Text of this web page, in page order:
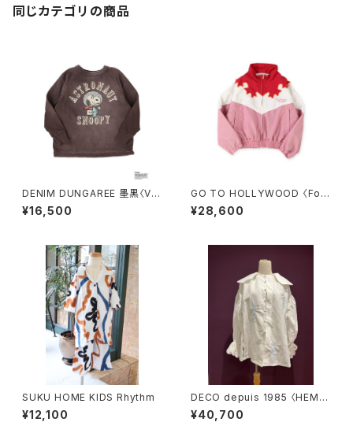
同じカテゴリの商品
DENIM DUNGAREE 墨黒〈Vin
tage Cotton Jersey SNOO
PY ASTRONAUT Tee〉
¥16,500
GO TO HOLLYWOOD 〈Folk
lore Nylon Jacket〉RED
¥28,600
SUKU HOME KIDS Rhythm
¥12,100
DECO depuis 1985 〈HEMP
COTTON LACE SHIRTS〉
¥40,700